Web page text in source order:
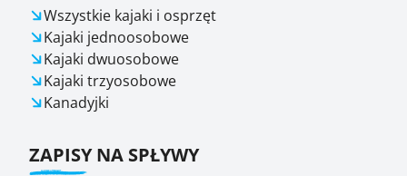
Wszystkie kajaki i osprzęt
Kajaki jednoosobowe
Kajaki dwuosobowe
Kajaki trzyosobowe
Kanadyjki
ZAPISY NA SPŁYWY